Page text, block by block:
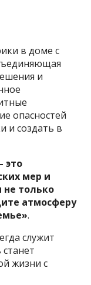
в доме с
и
опасностей
и создать в
это
мер и
не только
атмосферу
.
служит
жизни с